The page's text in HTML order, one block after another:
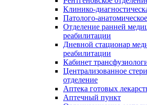
Клинико-
Патолого-
Отделение ранней
реабилитации
Дневной стационар
реабилитации
Кабинет
Централизованное
отделение
Аптека готовых
Аптечный пункт